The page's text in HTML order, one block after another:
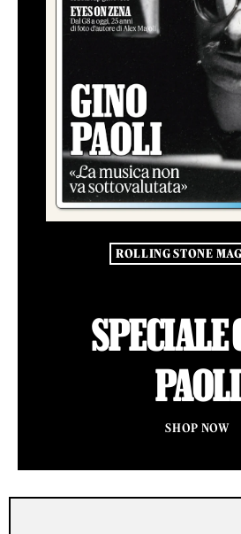
ROLLING STONE
SPECIALE
PAOLI
SHOP NOW